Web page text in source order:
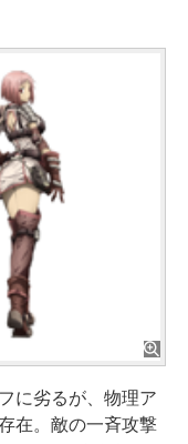
に劣るが、物理ア
在。敵の一斉攻撃